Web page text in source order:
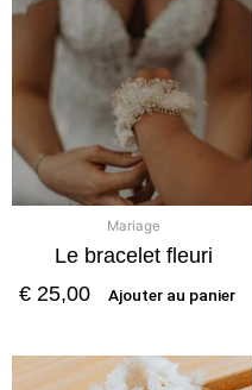
Mariage
Le bracelet fleuri
€ 25,00 Ajouter au panier